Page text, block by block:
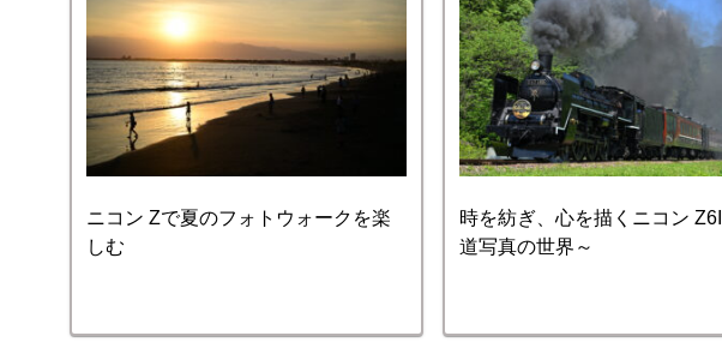
ニコン Zで夏のフォトウォークを楽
しむ
時を紡ぎ、心を描くニコン
道写真の世界～